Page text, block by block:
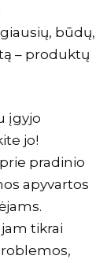
būdų,
– produktų
įgyjo
jo!
pradinio
apyvartos
tikrai